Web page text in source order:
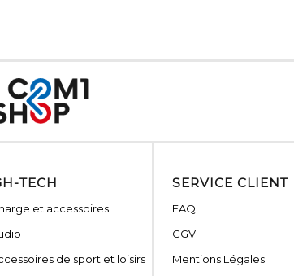
TECH
et accessoires
de sport et loisirs
SERVICE CLIENT
FAQ
CGV
Mentions Légales